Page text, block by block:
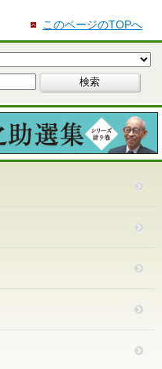
このページのTOPへ